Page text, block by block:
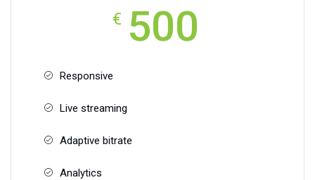
€ 500
Responsive
Live streaming
Adaptive bitrate
Analytics